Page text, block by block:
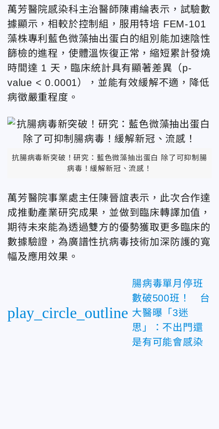
萬芳醫院感染科主治醫師陳甫綸表示，試驗數
據顯示，相較於控制組，服用特培 FEM-101
藻株專利藍色微藻抽出蛋白的組別能加速陰性
篩檢的進程，使體溫恢復正常，縮短累計發燒
時間達 1 天，臨床統計具有顯著差異（p-
value < 0.0001），並能有效緩解不適，降低
病徵嚴重程度。
抗腸病毒新突破！研究：藍色微藻抽出蛋白 除了可抑制腸
病毒！緩解新冠、流感！
萬芳醫院事業處主任陳晉誼表示，此次合作達
成推動產業研究成果，並做到臨床轉譯加值，
期待未來能為透過雙方的優勢獲取更多臨床的
數據驗證，為廣譜性抗病毒技術加深防護的寬
幅及應用效果。
play_circle_outline
腸病毒單月停班
數破500班！ 台
大醫曝「3迷
思」：不出門還
是有可能會感染